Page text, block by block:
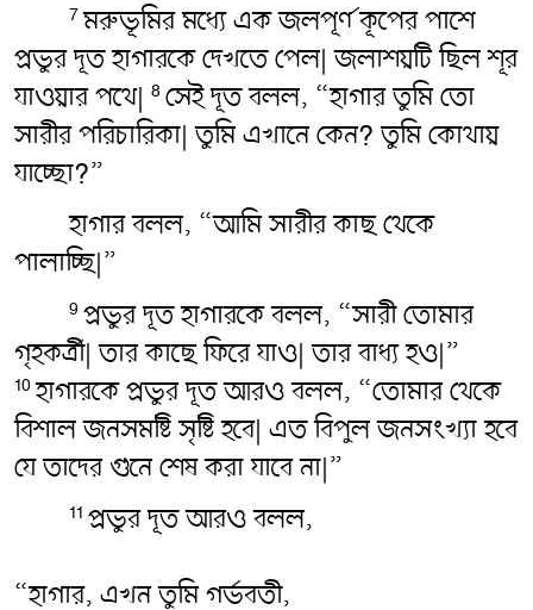
7মরুভূমির মধ্যে এক জলপূর্ণ কূপের পাশে
প্রভুর দূত হাগারকে দেখতে পেল| জলাশয়টি ছিল শূর
যাওয়ার পথে| 8 সেই দূত বলল, “হাগার তুমি তো
সারীর পরিচারিকা| তুমি এখানে কেন? তুমি কোথায়
যাচ্ছো?”
হাগার বলল, “আমি সারীর কাছ থেকে
পালাচ্ছি|”
9 প্রভুর দূত হাগারকে বলল, “সারী তোমার
গৃহকর্ত্রী| তার কাছে ফিরে যাও| তার বাধ্য হও|”
10হাগারকে প্রভুর দূত আরও বলল, “তোমার থেকে
বিশাল জনসমষ্টি সৃষ্টি হবে| এত বিপুল জনসংখ্যা হবে
যে তাদের গুনে শেষ করা যাবে না|”
11 প্রভুর দূত আরও বলল,
“হাগার, এখন তুমি গর্ভবতী,